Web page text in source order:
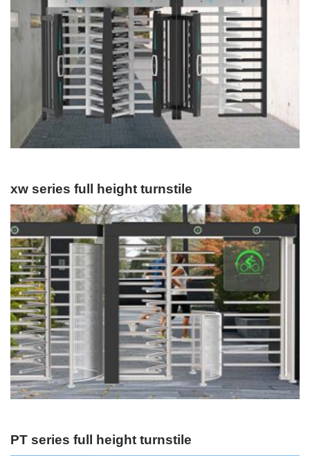
xw series full height turnstile
PT series full height turnstile